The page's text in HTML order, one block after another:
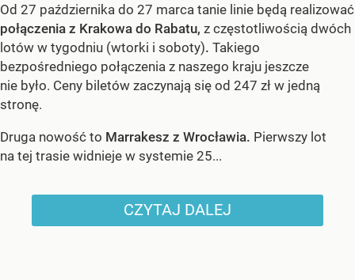
Od 27 października do 27 marca tanie linie będą realizować
połączenia z Krakowa do Rabatu, z częstotliwością dwóch
lotów w tygodniu (wtorki i soboty). Takiego
bezpośredniego połączenia z naszego kraju jeszcze
nie było. Ceny biletów zaczynają się od 247 zł w jedną
stronę.
Druga nowość to Marrakesz z Wrocławia. Pierwszy lot
na tej trasie widnieje w systemie 25...
CZYTAJ DALEJ